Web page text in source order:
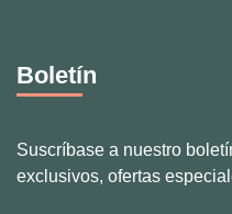
Boletín
Suscríbase a nuestro
exclusivos, ofertas